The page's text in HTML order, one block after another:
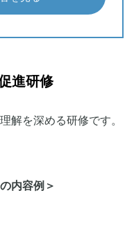
進研修
解を深める研修です。
内容例＞